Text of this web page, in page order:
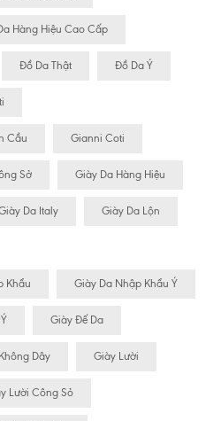
Hàng Hiệu Cao Cấp
Đồ Da Thật Đồ Da Ý
Cầu Gianni Coti
Sở Giày Da Hàng Hiệu
Da Italy Giày Da Lộn
Khẩu Giày Da Nhập Khẩu Ý
Giày Đế Da
Dây Giày Lười
Lười Công Sỏ